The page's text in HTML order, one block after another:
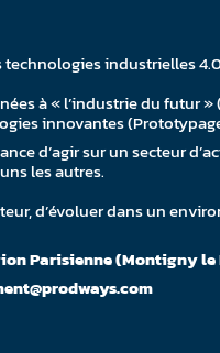
technologies
à « l’industrie du
innovantes
d’agir sur un secteur
les autres.
d’évoluer dans un
Parisienne (Montigny